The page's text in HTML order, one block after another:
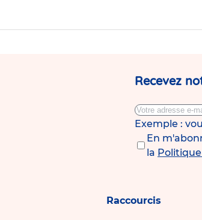
Recevez
Exemple :
En
la
Raccourcis